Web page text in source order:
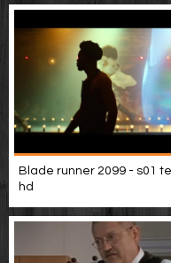
Blade runner 2099 - s01
hd